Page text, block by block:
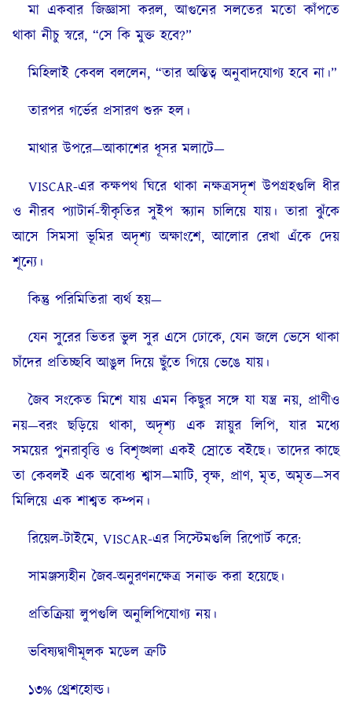
মা একবার জিজ্ঞাসা করল, আগুনের সলতের মতো কাঁপতে
থাকা নীচু স্বরে, “সে কি মুক্ত হবে?”
মিহিলাই কেবল বললেন, “তার অস্তিত্ব অনুবাদযোগ্য হবে না।”
তারপর গর্ভের প্রসারণ শুরু হল।
মাথার উপরে—আকাশের ধূসর মলাটে—
VISCAR-এর কক্ষপথ ঘিরে থাকা নক্ষত্রসদৃশ উপগ্রহগুলি ধীর
ও নীরব প্যাটার্ন-স্বীকৃতির সুইপ স্ক্যান চালিয়ে যায়। তারা ঝুঁকে
আসে সিমসা ভূমির অদৃশ্য অক্ষাংশে, আলোর রেখা এঁকে দেয়
শূন্যে।
কিন্তু পরিমিতিরা ব্যর্থ হয়—
যেন সুরের ভিতর ভুল সুর এসে ঢোকে, যেন জলে ভেসে থাকা
চাঁদের প্রতিচ্ছবি আঙুল দিয়ে ছুঁতে গিয়ে ভেঙে যায়।
জৈব সংকেত মিশে যায় এমন কিছুর সঙ্গে যা যন্ত্র নয়, প্রাণীও
নয়—বরং ছড়িয়ে থাকা, অদৃশ্য এক স্নায়ুর লিপি, যার মধ্যে
সময়ের পুনরাবৃত্তি ও বিশৃঙ্খলা একই স্রোতে বইছে। তাদের কাছে
তা কেবলই এক অবোধ্য শ্বাস—মাটি, বৃক্ষ, প্রাণ, মৃত, অমৃত—সব
মিলিয়ে এক শাশ্বত কম্পন।
রিয়েল-টাইমে, VISCAR-এর সিস্টেমগুলি রিপোর্ট করে:
সামঞ্জস্যহীন জৈব-অনুরণনক্ষেত্র সনাক্ত করা হয়েছে।
প্রতিক্রিয়া লুপগুলি অনুলিপিযোগ্য নয়।
ভবিষ্যদ্বাণীমূলক মডেল ত্রুটি
১৩% থ্রেশহোল্ড।